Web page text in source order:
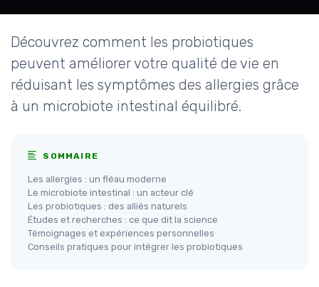
Découvrez comment les probiotiques
peuvent améliorer votre qualité de vie en
réduisant les symptômes des allergies grâce
à un microbiote intestinal équilibré.
SOMMAIRE
Les allergies : un fléau moderne
Le microbiote intestinal : un acteur clé
Les probiotiques : des alliés naturels
Études et recherches : ce que dit la science
Témoignages et expériences personnelles
Conseils pratiques pour intégrer les probiotiques